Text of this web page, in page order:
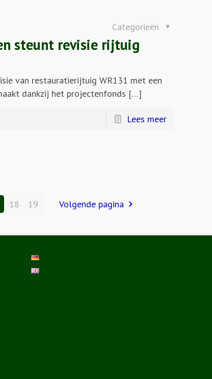
Categorieën
steunt revisie rijtuig
van restauratierijtuig WR131 met een
dankzij het projectenfonds […]
Lees meer
18 19 Volgende pagina